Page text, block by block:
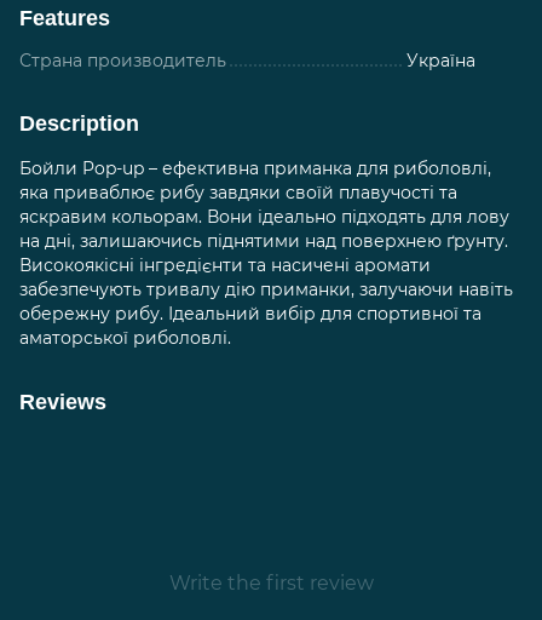
Features
Страна производитель Україна
Description
Бойли Pop-up – ефективна приманка для риболовлі,
яка приваблює рибу завдяки своїй плавучості та
яскравим кольорам. Вони ідеально підходять для лову
на дні, залишаючись піднятими над поверхнею ґрунту.
Високоякісні інгредієнти та насичені аромати
забезпечують тривалу дію приманки, залучаючи навіть
обережну рибу. Ідеальний вибір для спортивної та
аматорської риболовлі.
Reviews
Write the first review